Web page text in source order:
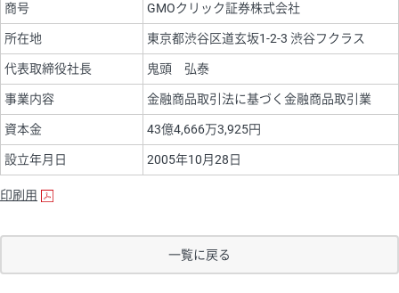
商号 GMOクリック証券株式会社
所在地 東京都渋谷区道玄坂1-2-3 渋谷フクラス
代表取締役社長 鬼頭 弘泰
事業内容 金融商品取引法に基づく金融商品取引業
資本金 43億4,666万3,925円
設立年月日 2005年10月28日
印刷用
一覧に戻る